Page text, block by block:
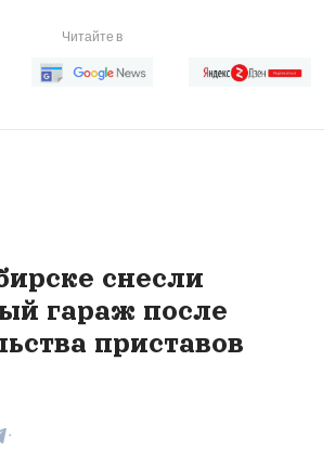
Читайте в
снесли
гараж после
приставов